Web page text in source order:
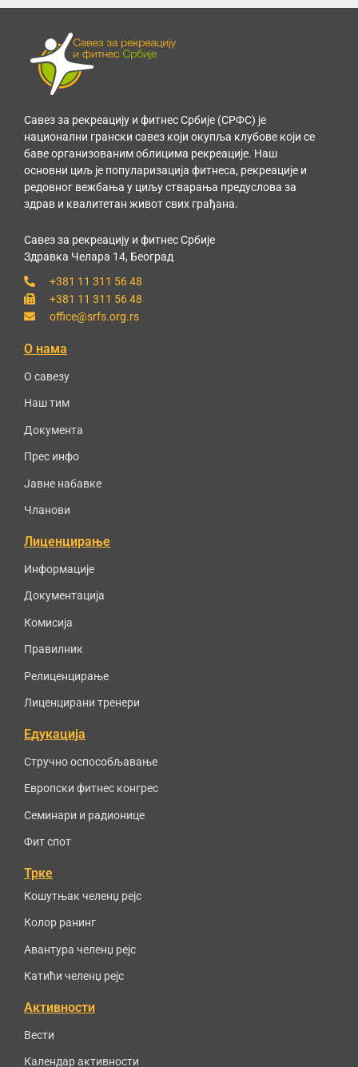
Савез за рекреацију и фитнес Србије (СРФС) је
национални грански савез који окупља клубове који се
баве организованим облицима рекреације. Наш
основни циљ је популаризација фитнеса, рекреације и
редовног вежбања у циљу стварања предуслова за
здрав и квалитетан живот свих грађана.
Савез за рекреацију и фитнес Србије
Здравка Челара 14, Београд
+381 11 311 56 48
+381 11 311 56 48
office@srfs.org.rs
О нама
О савезу
Наш тим
Документа
Прес инфо
Јавне набавке
Чланови
Лиценцирање
Информације
Документација
Комисија
Правилник
Релиценцирање
Лиценцирани тренери
Едукација
Стручно оспособљавање
Европски фитнес конгрес
Семинари и радионице
Фит спот
Трке
Кошутњак челенџ рејс
Колор ранинг
Авантура челенџ рејс
Катићи челенџ рејс
Активности
Вести
Календар активности